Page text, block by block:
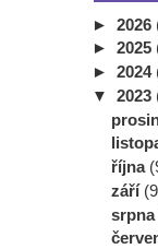
► 2026
► 2025
► 2024
▼ 2023
října
září
srpna